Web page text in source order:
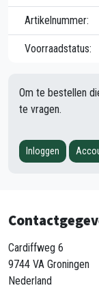
Artikelnummer:
Voorraadstatus:
Om te bestellen
te vragen.
Inloggen
Cardiffweg 6
9744 VA Groningen
Nederland